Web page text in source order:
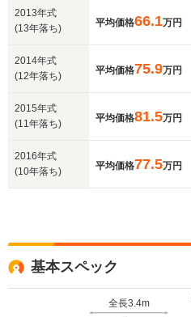
2013年式
(13年落ち)
平均価格66.1万円
2014年式
(12年落ち)
平均価格75.9万円
2015年式
(11年落ち)
平均価格81.5万円
2016年式
(10年落ち)
平均価格77.5万円
基本スペック
全長3.4m